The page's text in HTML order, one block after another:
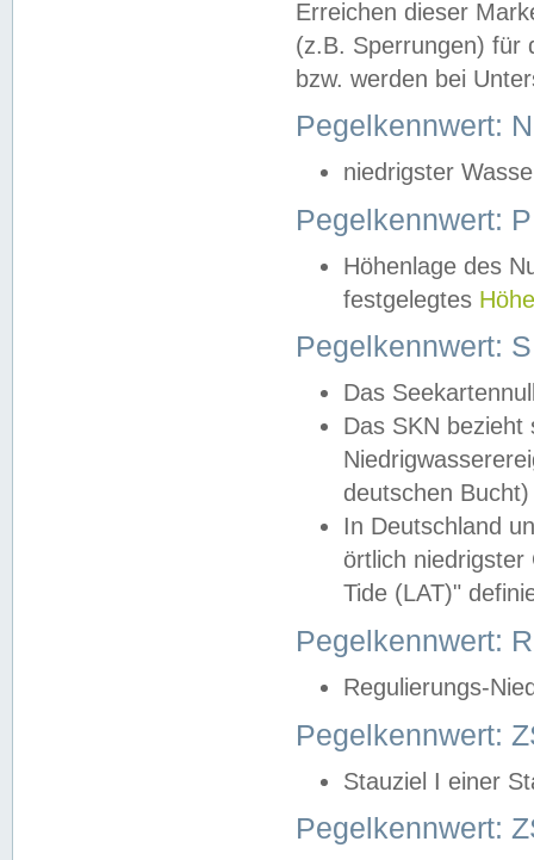
Erreichen dieser
(z.B. Sperrungen) für
bzw. werden bei
Pegelkennwert:
niedrigster
Pegelkennwert:
Höhenlage des
festgelegtes
Pegelkennwert:
Das
Das SKN
deutschen
In Deutschland
örtlich
Tide (LAT)"
Pegelkennwert:
Regulierungs-
Pegelkennwert:
Stauziel I einer
Pegelkennwert: